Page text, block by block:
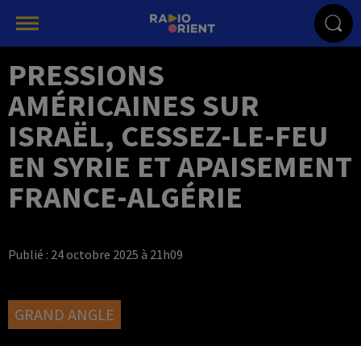
PRESSIONS
AMÉRICAINES SUR
ISRAËL, CESSEZ-LE-FEU
EN SYRIE ET APAISEMENT
FRANCE-ALGÉRIE
Publié : 24 octobre 2025 à 21h09
GRAND ANGLE